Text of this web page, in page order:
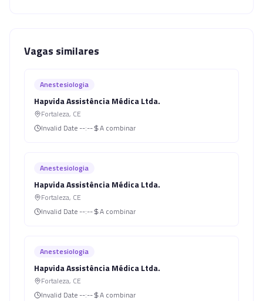
Vagas similares
Anestesiologia
Hapvida Assistência Médica Ltda.
Fortaleza, CE
Invalid Date --:-- A combinar
Anestesiologia
Hapvida Assistência Médica Ltda.
Fortaleza, CE
Invalid Date --:-- A combinar
Anestesiologia
Hapvida Assistência Médica Ltda.
Fortaleza, CE
Invalid Date --:-- A combinar